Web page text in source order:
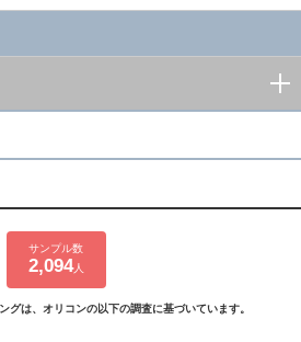
サンプル数
2,094人
グは、オリコンの以下の調査に基づいています。